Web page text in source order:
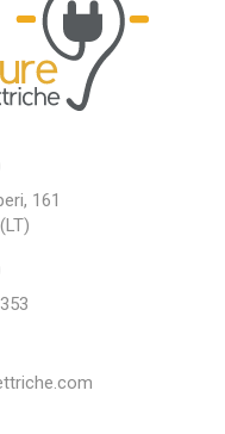
161